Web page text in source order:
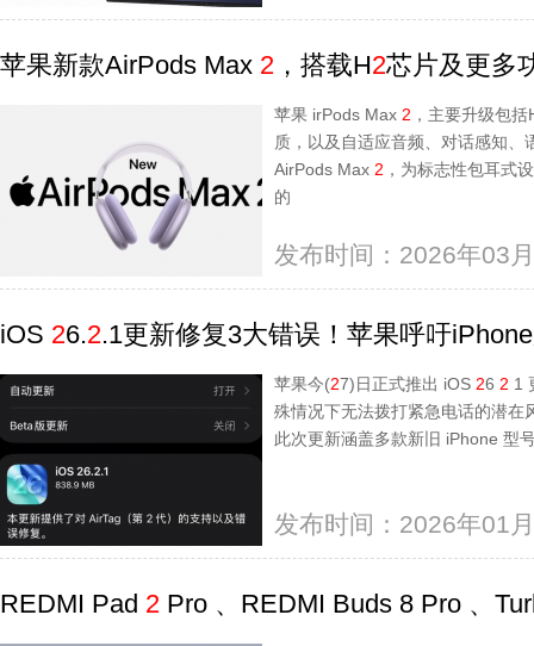
苹果新款AirPods Max 2 ，搭载H2芯片及更多
苹果 irPods Max 2 ，主要升级包括
质，以及自适应音频、对话感知
AirPods Max 2 ，为标志性包耳式
的
发布时间：2026年03
iOS 26.2.1更新修复3大错误！苹果呼吁
苹果今(27)日正式推出 iOS 26 2 1
殊情况下无法拨打紧急电话的潜在
此次更新涵盖多款新旧 iPhone 型
发布时间：2026年01
REDMI Pad 2 Pro 、REDMI Buds 8 Pro 、